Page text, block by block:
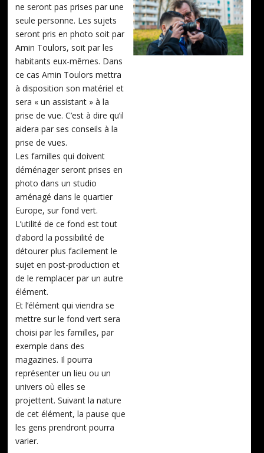
ne seront pas prises par une
seule personne. Les sujets
seront pris en photo soit par
Amin Toulors, soit par les
habitants eux-mêmes. Dans
ce cas Amin Toulors mettra
à disposition son matériel et
sera « un assistant » à la
prise de vue. C’est à dire qu’il
aidera par ses conseils à la
prise de vues.
Les familles qui doivent
déménager seront prises en
photo dans un studio
aménagé dans le quartier
Europe, sur fond vert.
L’utilité de ce fond est tout
d’abord la possibilité de
détourer plus facilement le
sujet en post-production et
de le remplacer par un autre
élément.
Et l’élément qui viendra se
mettre sur le fond vert sera
choisi par les familles, par
exemple dans des
magazines. Il pourra
représenter un lieu ou un
univers où elles se
projettent. Suivant la nature
de cet élément, la pause que
les gens prendront pourra
varier.